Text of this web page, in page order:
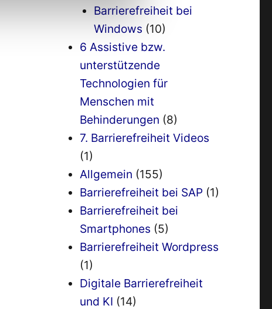
Barrierefreiheit bei
Windows (10)
6 Assistive bzw.
unterstützende
Technologien für
Menschen mit
Behinderungen (8)
7. Barrierefreiheit Videos
(1)
Allgemein (155)
Barrierefreiheit bei SAP(1)
Barrierefreiheit bei
Smartphones (5)
Barrierefreiheit Wordpress
(1)
Digitale Barrierefreiheit
und KI (14)